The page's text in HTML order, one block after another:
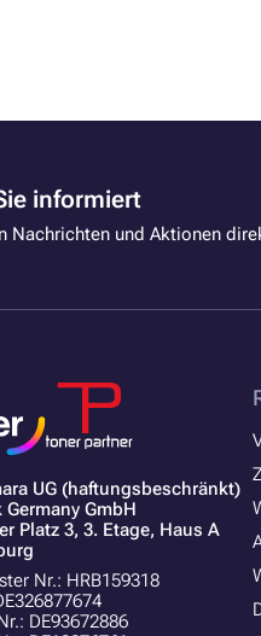
informiert
Nachrichten und Aktionen
UG (haftungsbeschränkt)
GmbH
Platz 3, 3. Etage, Haus A
Nr.: HRB159318
DE93672886